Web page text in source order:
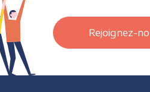
Rejoignez-